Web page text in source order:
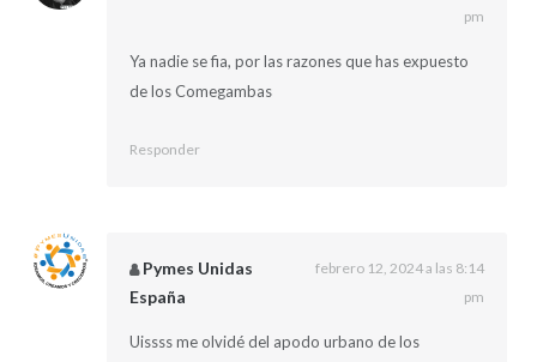
pm
Ya nadie se fia, por las razones que has expuesto
de los Comegambas
Responder
Pymes Unidas
España
febrero 12, 2024 a las 8:14
pm
Uissss me olvidé del apodo urbano de los